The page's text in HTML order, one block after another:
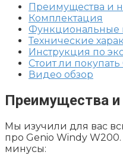
Преимущества и
Комплектация
Функциональные
Технические
Инструкция по
Стоит ли
Видео обзор
Преимущества и
Мы изучили для вас
про Genio Windy
минусы: